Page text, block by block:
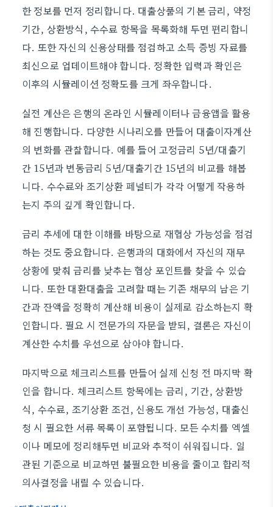
한 정보를 먼저 정리합니다. 대출상품의 기본 금리, 약정
기간, 상환방식, 수수료 항목을 목록화해 두면 편리합니
다. 또한 자신의 신용상태를 점검하고 소득 증빙 자료를
최신으로 업데이트해야 합니다. 정확한 입력과 확인은
이후의 시뮬레이션 정확도를 크게 좌우합니다.
실전 계산은 은행의 온라인 시뮬레이터나 금융앱을 활용
해 진행합니다. 다양한 시나리오를 만들어 대출이자계산
의 변화를 관찰합니다. 예를 들어 고정금리 5년/대출기
간 15년과 변동금리 5년/대출기간 15년의 비교를 해봅
니다. 수수료와 조기상환 페널티가 각각 어떻게 작용하
는지 주의 깊게 확인합니다.
금리 추세에 대한 이해를 바탕으로 재협상 가능성을 점검
하는 것도 중요합니다. 은행과의 대화에서 자신의 재무
상황에 맞춰 금리를 낮추는 협상 포인트를 찾을 수 있습
니다. 또한 대환대출을 고려할 때는 기존 채무의 남은 기
간과 잔액을 정확히 계산해 비용이 실제로 감소하는지 확
인합니다. 필요 시 전문가의 자문을 받되, 결론은 자신이
계산한 수치를 우선으로 삼아야 합니다.
마지막으로 체크리스트를 만들어 실제 신청 전 마지막 확
인을 합니다. 체크리스트 항목에는 금리, 기간, 상환방
식, 수수료, 조기상환 조건, 신용도 개선 가능성, 대출신
청 시 필요한 서류 목록이 포함됩니다. 모든 수치를 엑셀
이나 메모에 정리해두면 비교와 추적이 쉬워집니다. 일
관된 기준으로 비교하면 불필요한 비용을 줄이고 합리적
의사결정을 내릴 수 있습니다.